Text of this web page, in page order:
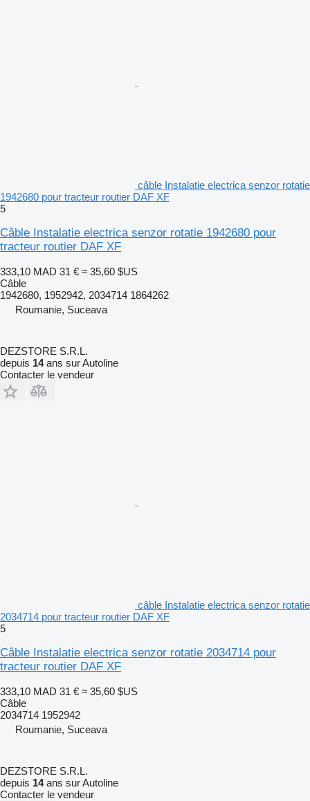
câble Instalatie electrica senzor rotatie
1942680 pour tracteur routier DAF XF
5
Câble Instalatie electrica senzor rotatie 1942680 pour
tracteur routier DAF XF
333,10 MAD 31 € ≈ 35,60 $US
Câble
1942680, 1952942, 2034714 1864262
Roumanie, Suceava
DEZSTORE S.R.L.
depuis 14ans sur Autoline
Contacter le vendeur
câble Instalatie electrica senzor rotatie
2034714 pour tracteur routier DAF XF
5
Câble Instalatie electrica senzor rotatie 2034714 pour
tracteur routier DAF XF
333,10 MAD 31 € ≈ 35,60 $US
Câble
2034714 1952942
Roumanie, Suceava
DEZSTORE S.R.L.
depuis 14ans sur Autoline
Contacter le vendeur